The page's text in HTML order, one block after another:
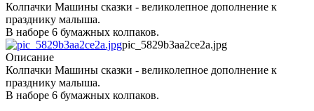
Колпачки Машины сказки - великолепное дополнение к
празднику малыша.
В наборе 6 бумажных колпаков.
pic_5829b3aa2ce2a.jpg
Описание
Колпачки Машины сказки - великолепное дополнение к
празднику малыша.
В наборе 6 бумажных колпаков.